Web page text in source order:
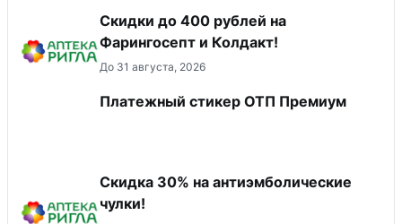
Скидки до 400 рублей на
Фарингосепт и Колдакт!
До 31 августа, 2026
Платежный стикер ОТП Премиум
Скидка 30% на антиэмболические
чулки!